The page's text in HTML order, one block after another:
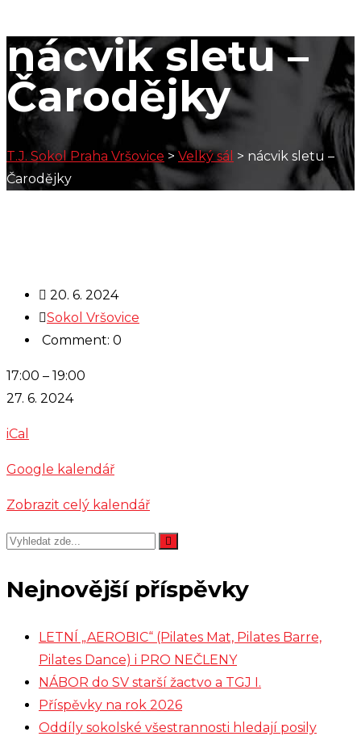
nácvik sletu –
Čarodějky
T.J. Sokol Praha Vršovice > Velký sál > nácvik sletu –
Čarodějky
20. 6. 2024
Sokol Vršovice
Comment: 0
nácvik
sletu
Čarodějky
17:00 – 19:00
27. 6. 2024
iCal
Google kalendář
Zobrazit celý kalendář
Nejnovější příspěvky
LETNÍ „AEROBIC“ (Pilates Mat, Pilates Barre,
Pilates Dance) i PRO NEČLENY
NÁBOR do SV starší žactvo a TGJ I.
Příspěvky na rok 2026
Oddíly sokolské všestrannosti hledají posily